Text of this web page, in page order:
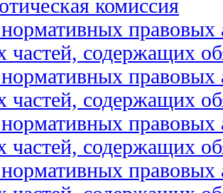
комиссия
правовых
частей, содержащих
правовых
частей, содержащих
правовых
частей, содержащих
правовых